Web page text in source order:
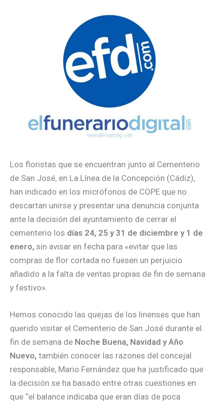
Los floristas que se encuentran junto al Cementerio
de San José, en La Línea de la Concepción (Cádiz),
han indicado en los micrófonos de COPE que no
descartan unirse y presentar una denuncia conjunta
ante la decisión del ayuntamiento de cerrar el
cementerio los días 24, 25 y 31 de diciembre y 1 de
enero, sin avisar en fecha para «evitar que las
compras de flor cortada no fuesen un perjuicio
añadido a la falta de ventas propias de fin de semana
y festivo».
Hemos conocido las quejas de los linenses que han
querido visitar el Cementerio de San José durante el
fin de semana de Noche Buena, Navidad y Año
Nuevo, también conocer las razones del concejal
responsable, Mario Fernández que ha justificado que
la decisión se ha basado entre otras cuestiones en
que “el balance indicaba que eran días de poca